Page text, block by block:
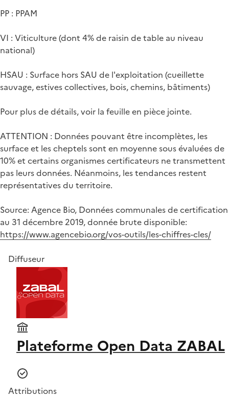
PP : PPAM
VI : Viticulture (dont 4% de raisin de table au niveau
national)
HSAU : Surface hors SAU de l'exploitation (cueillette
sauvage, estives collectives, bois, chemins, bâtiments)
Pour plus de détails, voir la feuille en pièce jointe.
ATTENTION : Données pouvant être incomplètes, les
surface et les cheptels sont en moyenne sous évaluées de
10% et certains organismes certificateurs ne transmettent
pas leurs données. Néanmoins, les tendances restent
représentatives du territoire.
Source: Agence Bio, Données communales de certification
au 31 décembre 2019, donnée brute disponible:
https://www.agencebio.org/vos-outils/les-chiffres-cles/
Diffuseur
Plateforme Open Data ZABAL
Attributions